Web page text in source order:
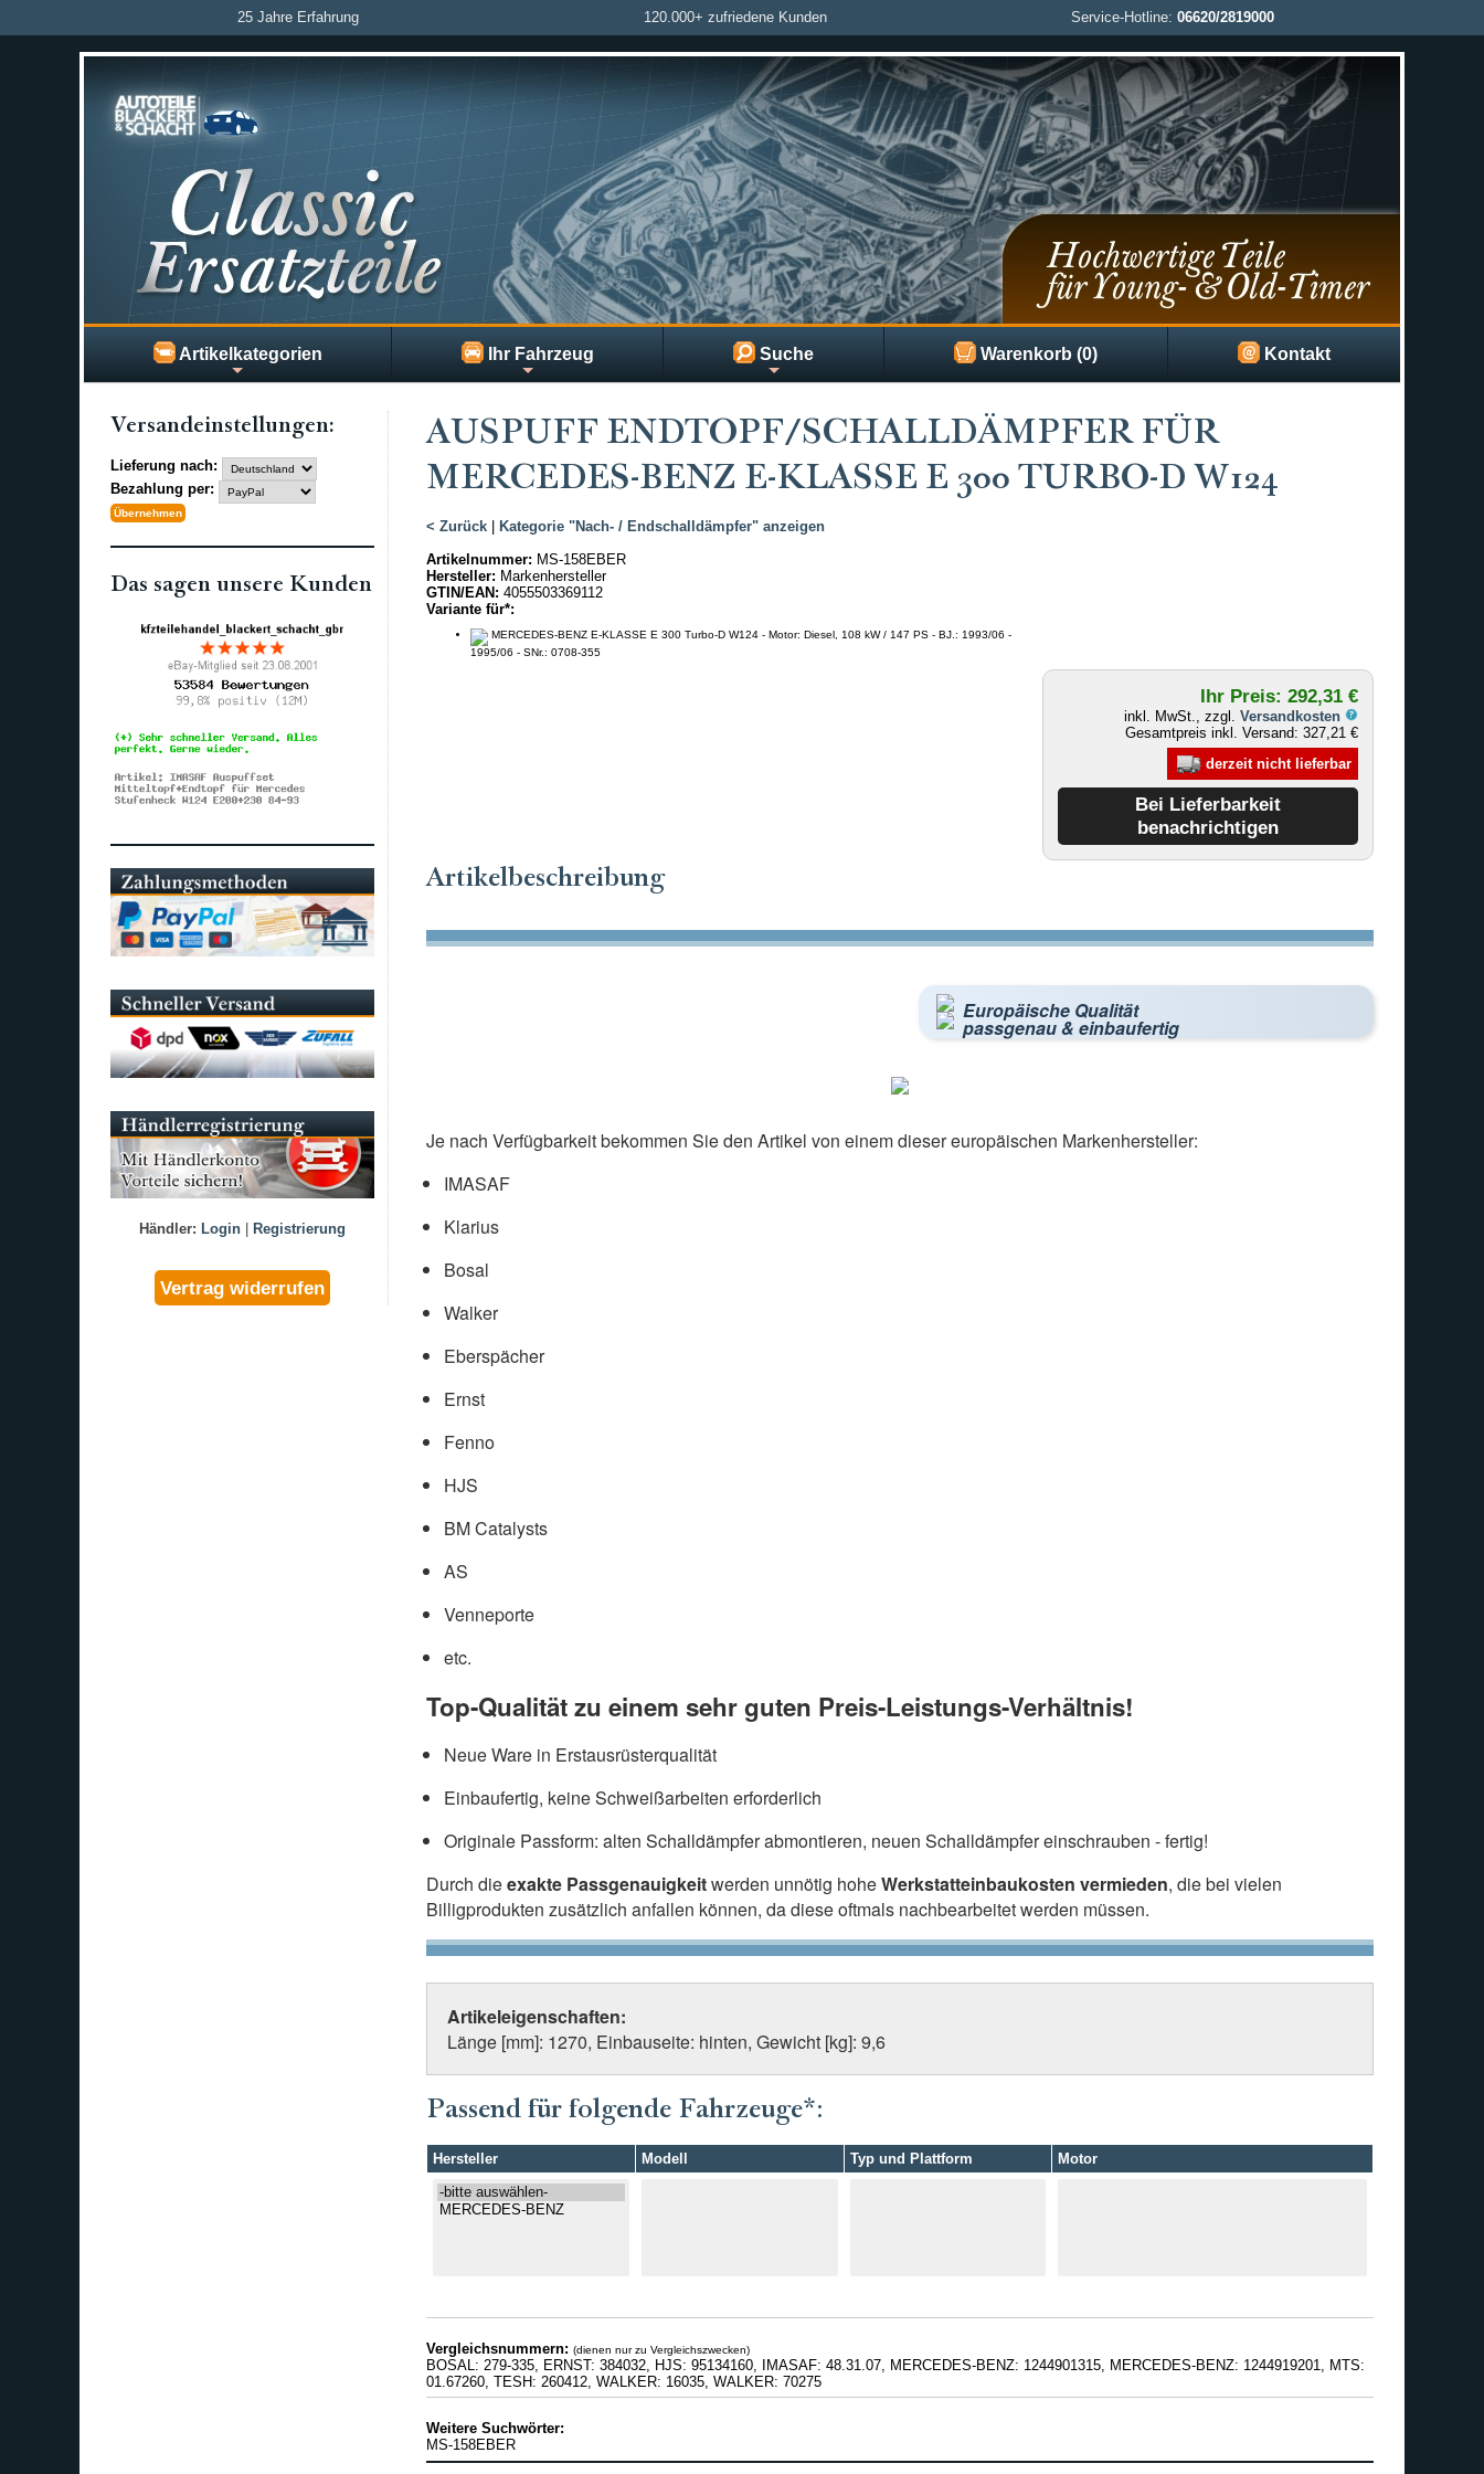
25 Jahre Erfahrung 120.000+ zufriedene Kunden Service-Hotline: 06620/2819000
Artikelkategorien Ihr Fahrzeug Suche Warenkorb (0) Kontakt
AUSPUFF ENDTOPF/SCHALLDÄMPFER FÜR
MERCEDES-BENZ E-KLASSE E 300 TURBO-D W124
< Zurück|
Kategorie "Nach- / Endschalldämpfer" anzeigen
Artikelnummer: MS-158EBER
Hersteller: Markenhersteller
GTIN/EAN: 4055503369112
Variante für*:
MERCEDES-BENZ E-KLASSE E 300 Turbo-D W124 - Motor: Diesel, 108 kW / 147 PS - BJ.: 1993/06 -
1995/06 - SNr.: 0708-355
Ihr Preis: 292,31 €
inkl. MwSt., zzgl.Versandkosten
Gesamtpreis inkl. Versand: 327,21 €
derzeit nicht lieferbar
Artikelbeschreibung
Europäische Qualität
passgenau & einbaufertig
Je nach Verfügbarkeit bekommen Sie den Artikel von einem dieser europäischen Markenhersteller:
IMASAF
Klarius
Bosal
Walker
Eberspächer
Ernst
Fenno
HJS
BM Catalysts
AS
Venneporte
etc.
Top-Qualität zu einem sehr guten Preis-Leistungs-Verhältnis!
Neue Ware in Erstausrüsterqualität
Einbaufertig, keine Schweißarbeiten erforderlich
Originale Passform: alten Schalldämpfer abmontieren, neuen Schalldämpfer einschrauben - fertig!
Durch dieexakte Passgenauigkeitwerden unnötig hoheWerkstatteinbaukosten vermieden, die bei vielen
Billigprodukten zusätzlich anfallen können, da diese oftmals nachbearbeitet werden müssen.
Artikeleigenschaften:
Länge [mm]: 1270, Einbauseite: hinten, Gewicht [kg]: 9,6
Passend für folgende Fahrzeuge*:
Hersteller Modell Typ und Plattform Motor
Vergleichsnummern: (dienen nur zu Vergleichszwecken)
BOSAL: 279-335, ERNST: 384032, HJS: 95134160, IMASAF: 48.31.07, MERCEDES-BENZ: 1244901315, MERCEDES-BENZ: 1244919201, MTS:
01.67260, TESH: 260412, WALKER: 16035, WALKER: 70275
Weitere Suchwörter:
MS-158EBER
Versand­einstellungen:
Lieferung nach:
Bezahlung per:
Das sagen unsere Kunden
Händler: Login| Registrierung